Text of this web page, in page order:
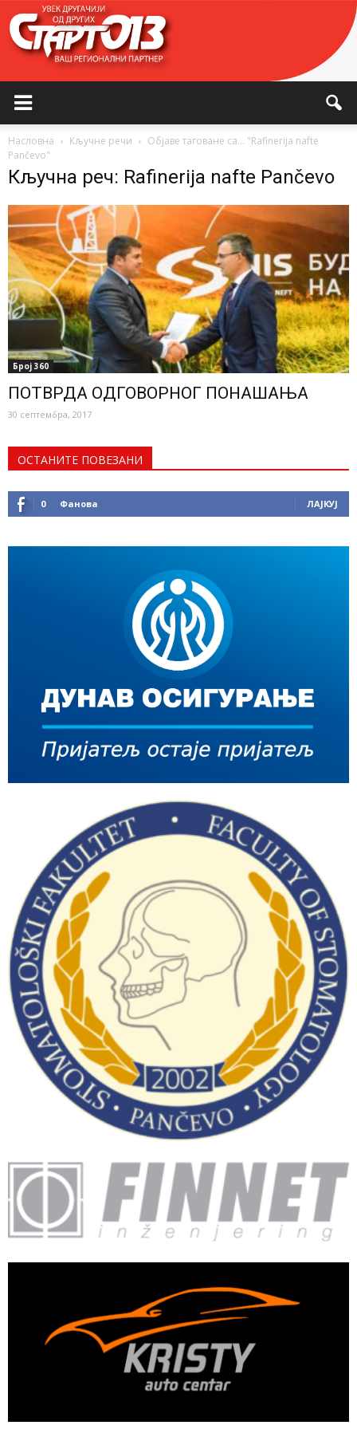
Насловна Кључне речи
Објаве таговане са... "Rafinerija nafte
Pančevo"
Кључна реч: Rafinerija nafte Pančevo
Број 360
ПОТВРДА ОДГОВОРНОГ ПОНАШАЊА
30 септембра, 2017
ОСТАНИТЕ ПОВЕЗАНИ
0 Фанова ЛАЈКУЈ